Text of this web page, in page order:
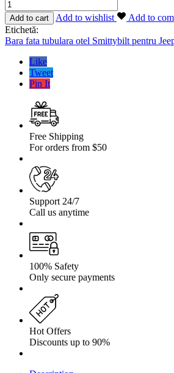
Cantitate
Bara
fata
tubulara
otel
Smittybilt
Wrangler
Add to cart Add to wishlist
Add to
Etichetă:
Bara fata tubulara otel Smittybilt pentru
Like
Tweet
Pin It
Free Shipping
For orders from $50
Support 24/7
Call us anytime
100% Safety
Only secure payments
Hot Offers
Discounts up to 90%